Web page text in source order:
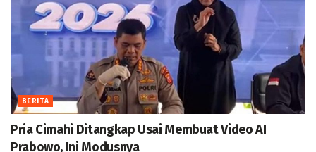
BERITA
Pria Cimahi Ditangkap Usai Membuat Video AI
Prabowo, Ini Modusnya